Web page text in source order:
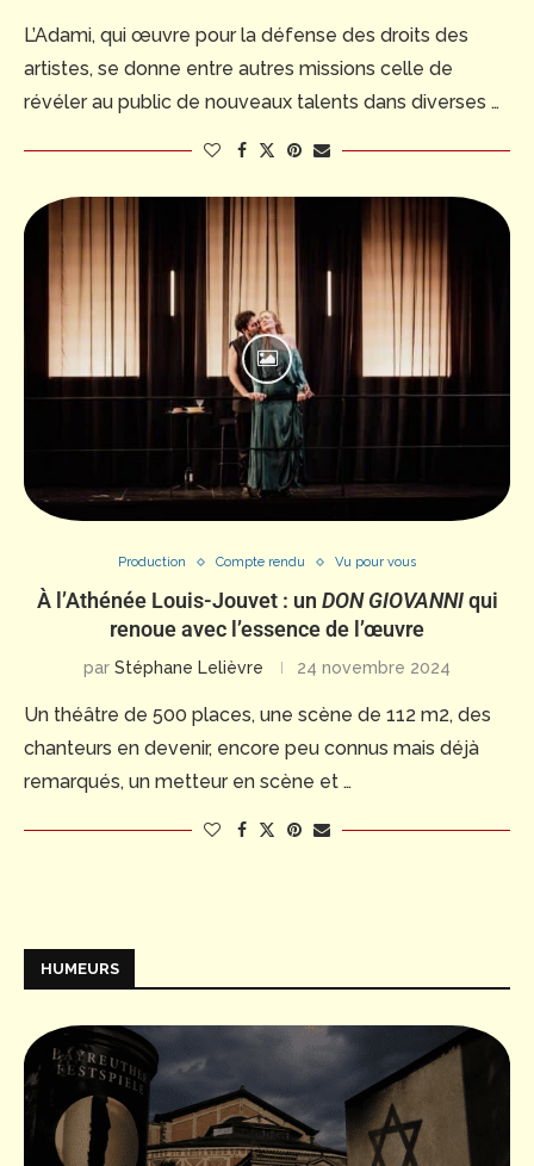
L’Adami, qui œuvre pour la défense des droits des
artistes, se donne entre autres missions celle de
révéler au public de nouveaux talents dans diverses …
Production Compte rendu Vu pour vous
À l’Athénée Louis-Jouvet : un DON GIOVANNIqui
renoue avec l’essence de l’œuvre
par Stéphane Lelièvre 24 novembre 2024
Un théâtre de 500 places, une scène de 112 m2, des
chanteurs en devenir, encore peu connus mais déjà
remarqués, un metteur en scène et …
HUMEURS